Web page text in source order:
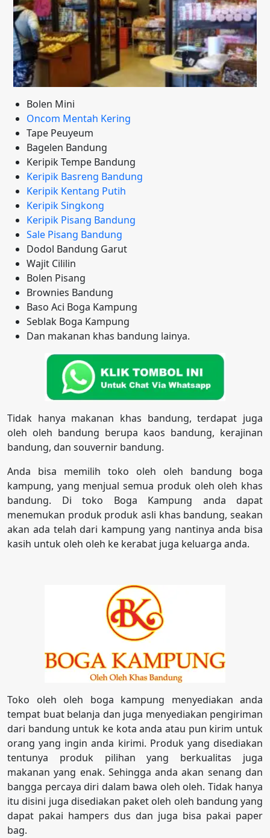
Bolen Mini
Oncom Mentah Kering
Tape Peuyeum
Bagelen Bandung
Keripik Tempe Bandung
Keripik Basreng Bandung
Keripik Kentang Putih
Keripik Singkong
Keripik Pisang Bandung
Sale Pisang Bandung
Dodol Bandung Garut
Wajit Cililin
Bolen Pisang
Brownies Bandung
Baso Aci Boga Kampung
Seblak Boga Kampung
Dan makanan khas bandung lainya.
Tidak hanya makanan khas bandung, terdapat juga
oleh oleh bandung berupa kaos bandung, kerajinan
bandung, dan souvernir bandung.
Anda bisa memilih toko oleh oleh bandung boga
kampung, yang menjual semua produk oleh oleh khas
bandung. Di toko Boga Kampung anda dapat
menemukan produk produk asli khas bandung, seakan
akan ada telah dari kampung yang nantinya anda bisa
kasih untuk oleh oleh ke kerabat juga keluarga anda.
Toko oleh oleh boga kampung menyediakan anda
tempat buat belanja dan juga menyediakan pengiriman
dari bandung untuk ke kota anda atau pun kirim untuk
orang yang ingin anda kirimi. Produk yang disediakan
tentunya produk pilihan yang berkualitas juga
makanan yang enak. Sehingga anda akan senang dan
bangga percaya diri dalam bawa oleh oleh. Tidak hanya
itu disini juga disediakan paket oleh oleh bandung yang
dapat pakai hampers dus dan juga bisa pakai paper
bag.